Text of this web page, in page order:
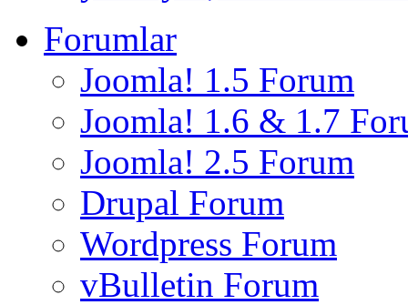
Forumlar
Joomla! 1.5 Forum
Joomla! 1.6 & 1.7
Joomla! 2.5 Forum
Drupal Forum
Wordpress Forum
vBulletin Forum